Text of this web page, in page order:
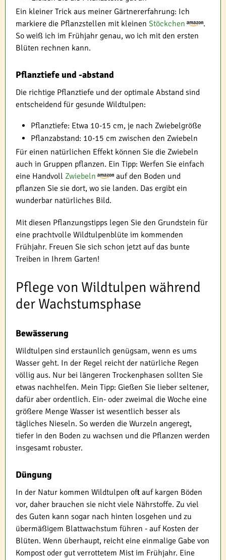
Ein kleiner Trick aus meiner Gärtnererfahrung: Ich
markiere die Pflanzstellen mit kleinen Stöckchen
.
So weiß ich im Frühjahr genau, wo ich mit den ersten
Blüten rechnen kann.
Pflanztiefe und -abstand
Die richtige Pflanztiefe und der optimale Abstand sind
entscheidend für gesunde Wildtulpen:
Pflanztiefe: Etwa 10-15 cm, je nach Zwiebelgröße
Pflanzabstand: 10-15 cm zwischen den Zwiebeln
Für einen natürlichen Effekt können Sie die Zwiebeln
auch in Gruppen pflanzen. Ein Tipp: Werfen Sie einfach
eine Handvoll Zwiebeln
auf den Boden und
pflanzen Sie sie dort, wo sie landen. Das ergibt ein
wunderbar natürliches Bild.
Mit diesen Pflanzungstipps legen Sie den Grundstein für
eine prachtvolle Wildtulpenblüte im kommenden
Frühjahr. Freuen Sie sich schon jetzt auf das bunte
Treiben in Ihrem Garten!
Pflege von Wildtulpen während
der Wachstumsphase
Bewässerung
Wildtulpen sind erstaunlich genügsam, wenn es ums
Wasser geht. In der Regel reicht der natürliche Regen
völlig aus. Nur bei längeren Trockenphasen sollten Sie
etwas nachhelfen. Mein Tipp: Gießen Sie lieber seltener,
dafür aber ordentlich. Ein- oder zweimal die Woche eine
größere Menge Wasser ist wesentlich besser als
tägliches Nieseln. So werden die Wurzeln angeregt,
tiefer in den Boden zu wachsen und die Pflanzen werden
insgesamt robuster.
Düngung
In der Natur kommen Wildtulpen oft auf kargen Böden
vor, daher brauchen sie nicht viele Nährstoffe. Zu viel
des Guten kann sogar nach hinten losgehen und zu
übermäßigem Blattwachstum führen - auf Kosten der
Blüten. Wenn überhaupt, reicht eine einmalige Gabe von
Kompost oder gut verrottetem Mist im Frühjahr. Eine